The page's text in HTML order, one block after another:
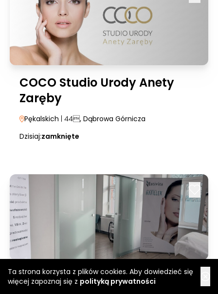
Ta strona korzysta z plików cookies. Aby dowiedzieć się
więcej zapoznaj się z polityką prywatności
COCO Studio Urody Anety
Zaręby
Pękalskich | 44, Dąbrowa Górnicza
Dzisiaj:zamknięte
Estivita